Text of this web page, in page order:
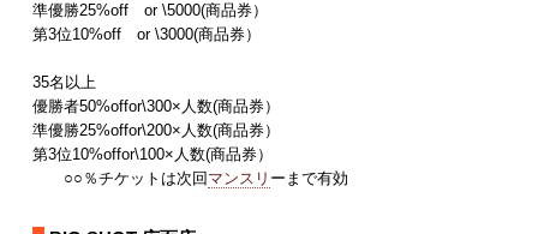
準優勝25%off or \5000(商品券）
第3位10%off or \3000(商品券）
35名以上
優勝者50%offor\300×人数(商品券）
準優勝25%offor\200×人数(商品券）
第3位10%offor\100×人数(商品券）
○○％チケットは次回 マンスリ ーまで有効